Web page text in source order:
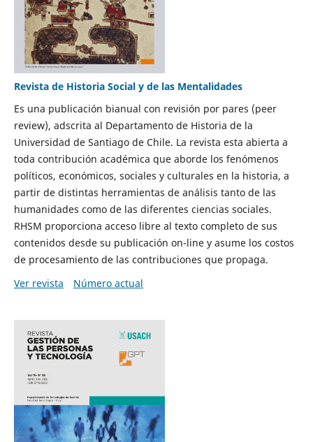
Revista de Historia Social y de las Mentalidades
Es una publicación bianual con revisión por pares (peer
review), adscrita al Departamento de Historia de la
Universidad de Santiago de Chile. La revista esta abierta a
toda contribución académica que aborde los fenómenos
políticos, económicos, sociales y culturales en la historia, a
partir de distintas herramientas de análisis tanto de las
humanidades como de las diferentes ciencias sociales.
RHSM proporciona acceso libre al texto completo de sus
contenidos desde su publicación on-line y asume los costos
de procesamiento de las contribuciones que propaga.
Ver revista
Número actual